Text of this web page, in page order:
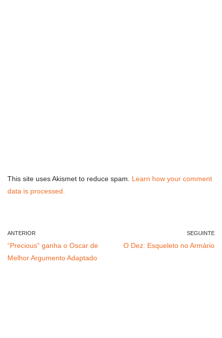
This site uses Akismet to reduce spam. Learn how your comment
data is processed.
ANTERIOR
“Precious” ganha o Oscar de
Melhor Argumento Adaptado
SEGUINTE
O Dez: Esqueleto no Armário